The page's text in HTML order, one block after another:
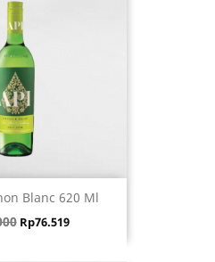
Blanc 620 Ml
Harga
Rp76.519